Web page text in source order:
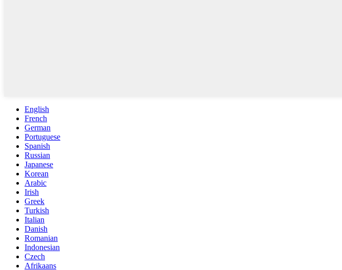
English
French
German
Portuguese
Spanish
Russian
Japanese
Korean
Arabic
Irish
Greek
Turkish
Italian
Danish
Romanian
Indonesian
Czech
Afrikaans